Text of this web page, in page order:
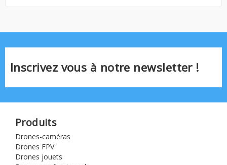
Inscrivez vous à notre newsletter !
Produits
Drones-caméras
Drones FPV
Drones jouets